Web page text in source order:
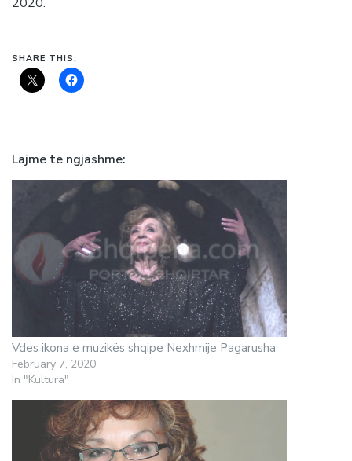
SHARE THIS:
Lajme te ngjashme
Vdes ikona e muzikës shqipe Nexhmije Pagarusha
February 7, 2020
In "Kultura"